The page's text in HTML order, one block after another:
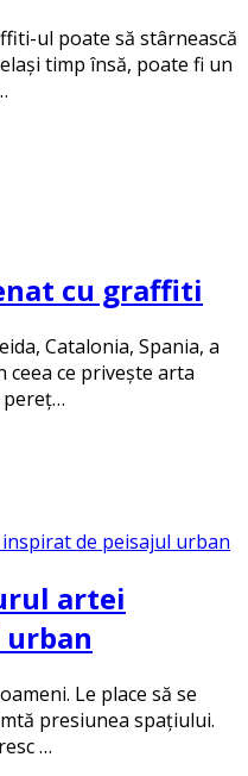
ul poate să stârnească
timp însă, poate fi un
cu graffiti
Catalonia, Spania, a
ce privește arta
pereț…
artei
Le place să se
presiunea spațiului.
…